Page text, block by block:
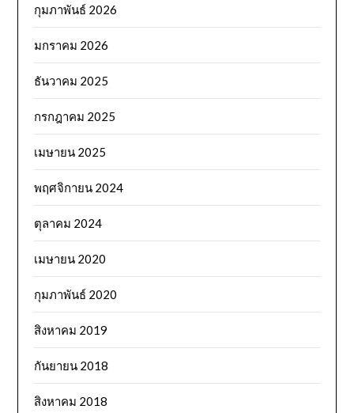
กุมภาพันธ์ 2026
มกราคม 2026
ธันวาคม 2025
กรกฎาคม 2025
เมษายน 2025
พฤศจิกายน 2024
ตุลาคม 2024
เมษายน 2020
กุมภาพันธ์ 2020
สิงหาคม 2019
กันยายน 2018
สิงหาคม 2018